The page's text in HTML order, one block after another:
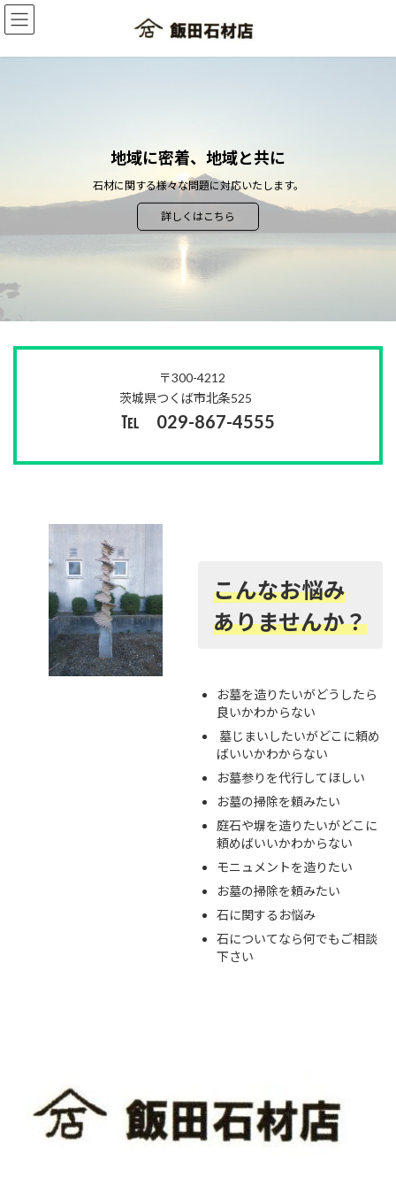
コ
ン
ン
ナ
ビ
ー
石材に関するご相談、アドバイス
石材・施工 1級技能士取得
地域に密着、地域と共に
石材に関する様々な問題に対応いたします。
詳しくはこちら
〒300-4212
茨城県つくば市北条525
℡ 029-867-4555
こんなお悩み
ありませんか？
お墓を造りたいがどうしたら
良いかわからない
墓じまいしたいがどこに頼め
ばいいかわからない
お墓参りを代行してほしい
お墓の掃除を頼みたい
庭石や塀を造りたいがどこに
頼めばいいかわからない
モニュメントを造りたい
お墓の掃除を頼みたい
石に関するお悩み
石についてなら何でもご相談
下さい